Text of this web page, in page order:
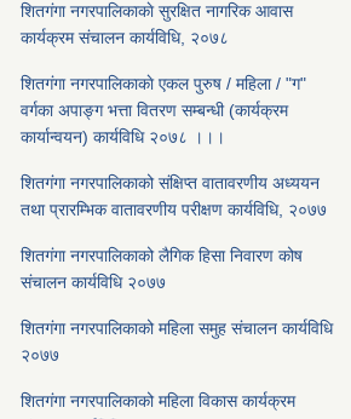
शितगंगा नगरपालिकाकाे सुरक्षित नागरिक आवास
कार्यक्रम संचालन कार्यविधि, २०७८
शितगंगा नगरपालिकाकाे एकल पुरुष / महिला / "ग"
वर्गका अपाङ्ग भत्ता वितरण सम्बन्धी (कार्यक्रम
कार्यान्वयन) कार्यविधि २०७८ ।।।
शितगंगा नगरपालिकाको संक्षिप्त वातावरणीय अध्ययन
तथा प्रारम्भिक वातावरणीय परीक्षण कार्यविधि, २०७७
शितगंगा नगरपालिकाको लैगिक हि‌सा निवारण कोष
संचालन कार्यविधि २०७७
शितगंगा नगरपालिकाको महिला समुह संचालन कार्यविधि
२०७७
शितगंगा नगरपालिकाको महिला विकास कार्यक्रम